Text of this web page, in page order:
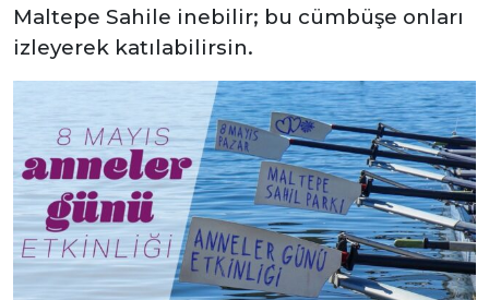
Maltepe Sahile inebilir; bu cümbüşe onları
izleyerek katılabilirsin.